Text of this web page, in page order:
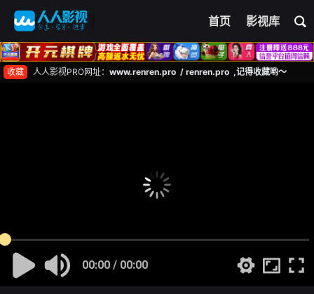
首页 影视库
收藏 人人影视PRO网址： www.renren.pro / renren.pro ,记得收藏哟～
00:00 / 00:00